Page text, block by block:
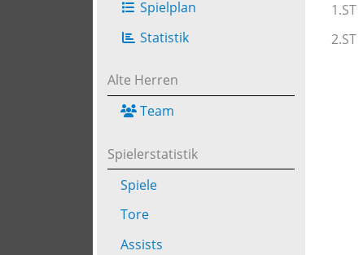
Spielplan
Statistik
Alte Herren
Team
Spielerstatistik
Spiele
Tore
Assists
1.ST
2.ST